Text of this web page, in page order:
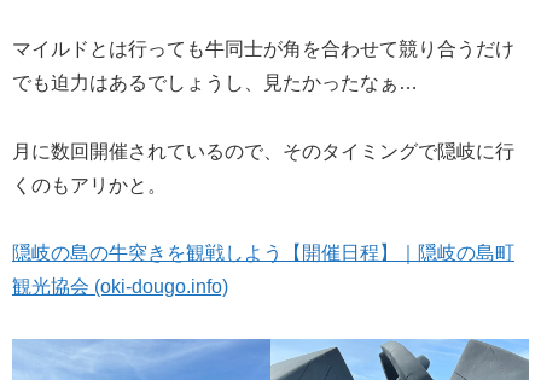
マイルドとは行っても牛同士が角を合わせて競り合うだけ
でも迫力はあるでしょうし、見たかったなぁ…
月に数回開催されているので、そのタイミングで隠岐に行
くのもアリかと。
隠岐の島の牛突きを観戦しよう【開催日程】｜隠岐の島町
観光協会 (oki-dougo.info)